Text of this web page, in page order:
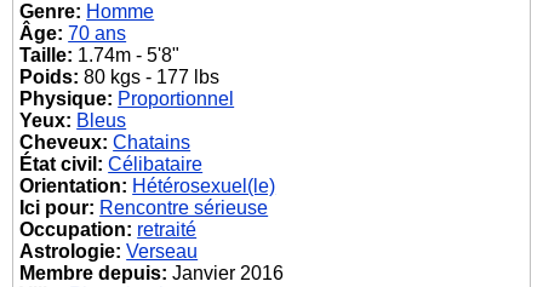
Genre: Homme
Âge: 70 ans
Taille: 1.74m - 5'8"
Poids: 80 kgs - 177 lbs
Physique: Proportionnel
Yeux: Bleus
Cheveux: Chatains
État civil: Célibataire
Orientation: Hétérosexuel(le)
Ici pour: Rencontre sérieuse
Occupation: retraité
Astrologie: Verseau
Membre depuis: Janvier 2016